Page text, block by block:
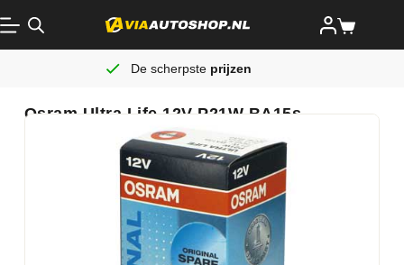
De scherpste prijzen
Osram Ultra Life 12V P21W BA15s